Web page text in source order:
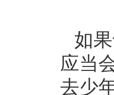
如
应当
去少